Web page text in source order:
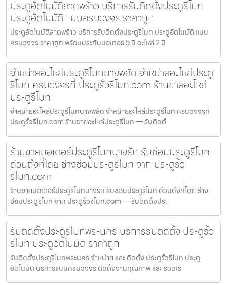
ประตูอัตโนมัติลาดพร้าว บริการรับติดตั้งประตูรีโมท
ประตูอัตโนมัติ แบบครบวงจร ราคาถูก
ประตูอัตโนมัติลาดพร้าว บริการรับติดตั้งประตูรีโมท ประตูอัตโนมัติ แบบ
ครบวงจร ราคาถูก พร้อมประกันมอเตอร์ 5 ปี อะไหล่ 2 ปี
จำหน่ายอะไหล่ประตูรีโมทบางพลัด จำหน่ายอะไหล่ประตู
รีโมท ครบวงจรที่ ประตูรั้วรีโมท.com ร้านขายอะไหล่
ประตูรีโมท
จำหน่ายอะไหล่ประตูรีโมทบางพลัด จำหน่ายอะไหล่ประตูรีโมท ครบวงจรที่
ประตูรั้วรีโมท.com ร้านขายอะไหล่ประตูรีโมท — รับติดตั้
ร้านขายมอเตอร์ประตูรีโมทบางรัก รับซ่อมประตูรีโมท
ด่วนถึงที่โดย ช่างซ่อมประตูรีโมท จาก ประตูรั้ว
รีโมท.com
ร้านขายมอเตอร์ประตูรีโมทบางรัก รับซ่อมประตูรีโมท ด่วนถึงที่โดย ช่าง
ซ่อมประตูรีโมท จาก ประตูรั้วรีโมท.com — รับติดตั้งประ
รับติดตั้งประตูรีโมทพระนคร บริการรับติดตั้ง ประตูรั้ว
รีโมท ประตูอัตโนมัติ ราคาถูก
รับติดตั้งประตูรีโมทพระนคร จำหน่าย และ ติดตั้ง ประตูรั้วรีโมท ประตู
อัตโนมัติ บริการแบบครบวงจร ติดตั้งงานคุณภาพ และ รวดเร